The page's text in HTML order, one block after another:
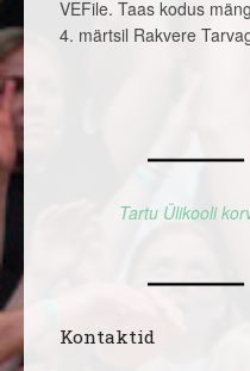
VEFile. Taas kodus
4. märtsil Rakvere
Tartu Ülikooli
Kontaktid